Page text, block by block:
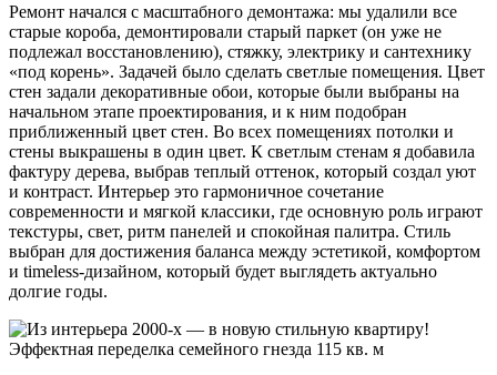
Ремонт начался с масштабного демонтажа: мы удалили все
старые короба, демонтировали старый паркет (он уже не
подлежал восстановлению), стяжку, электрику и сантехнику
«под корень». Задачей было сделать светлые помещения. Цвет
стен задали декоративные обои, которые были выбраны на
начальном этапе проектирования, и к ним подобран
приближенный цвет стен. Во всех помещениях потолки и
стены выкрашены в один цвет. К светлым стенам я добавила
фактуру дерева, выбрав теплый оттенок, который создал уют
и контраст. Интерьер это гармоничное сочетание
современности и мягкой классики, где основную роль играют
текстуры, свет, ритм панелей и спокойная палитра. Стиль
выбран для достижения баланса между эстетикой, комфортом
и timeless-дизайном, который будет выглядеть актуально
долгие годы.